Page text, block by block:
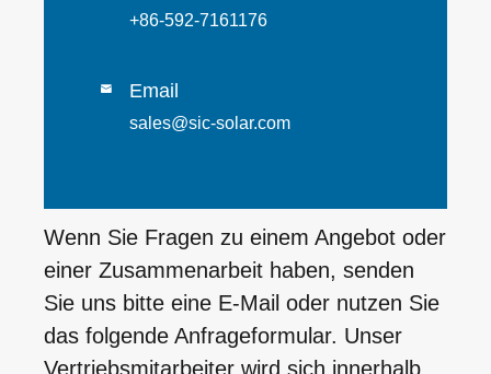
+86-592-7161176
 Email
sales@sic-solar.com
Wenn Sie Fragen zu einem Angebot oder
einer Zusammenarbeit haben, senden
Sie uns bitte eine E-Mail oder nutzen Sie
das folgende Anfrageformular. Unser
Vertriebsmitarbeiter wird sich innerhalb